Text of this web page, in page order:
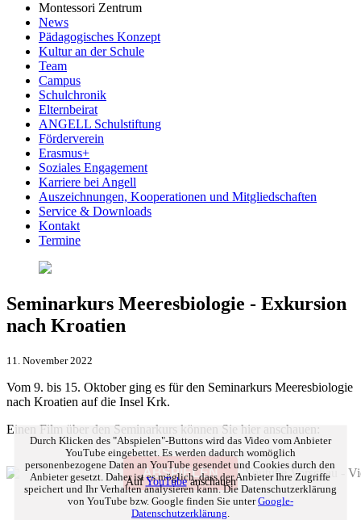
Montessori Zentrum
News
Pädagogisches Konzept
Kultur an der Schule
Team
Campus
Schulchronik
Elternbeirat
ANGELL Schulstiftung
Förderverein
Erasmus+
Soziales Engagement
Karriere bei Angell
Auszeichnungen, Kooperationen und Mitgliedschaften
Service & Downloads
Kontakt
Termine
Seminarkurs Meeresbiologie - Exkursion
nach Kroatien
11. November 2022
Vom 9. bis 15. Oktober ging es für den Seminarkurs Meeresbiologie
nach Kroatien auf die Insel Krk.
Einen Film über den Seminarkurs können Sie hier anschauen:
ABSPIELEN
Durch Klicken des "Abspielen"-Buttons wird das Video vom Anbieter
YouTube eingebettet. Es werden dadurch womöglich
personenbezogene Daten an YouTube gesendet und Cookies durch den
Anbieter gesetzt. Daher ist es möglich, dass der Anbieter Ihre Zugriffe
speichert und Ihr Verhalten analysieren kann. Die Datenschutzerklärung
von YouTube bzw. Google finden Sie unterGoogle-
Datenschutzerklärung
AufYouTubeanschauen